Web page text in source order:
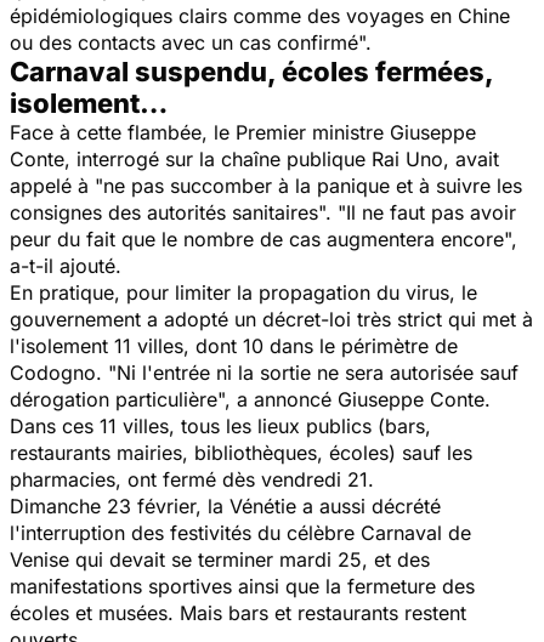
épidémiologiques clairs comme des voyages en Chine
ou des contacts avec un cas confirmé".
Carnaval suspendu, écoles fermées,
isolement…
Face à cette flambée, le Premier ministre Giuseppe
Conte, interrogé sur la chaîne publique Rai Uno, avait
appelé à "ne pas succomber à la panique et à suivre les
consignes des autorités sanitaires". "Il ne faut pas avoir
peur du fait que le nombre de cas augmentera encore",
a-t-il ajouté.
En pratique, pour limiter la propagation du virus, le
gouvernement a adopté un décret-loi très strict qui met à
l'isolement 11 villes, dont 10 dans le périmètre de
Codogno. "Ni l'entrée ni la sortie ne sera autorisée sauf
dérogation particulière", a annoncé Giuseppe Conte.
Dans ces 11 villes, tous les lieux publics (bars,
restaurants mairies, bibliothèques, écoles) sauf les
pharmacies, ont fermé dès vendredi 21.
Dimanche 23 février, la Vénétie a aussi décrété
l'interruption des festivités du célèbre Carnaval de
Venise qui devait se terminer mardi 25, et des
manifestations sportives ainsi que la fermeture des
écoles et musées. Mais bars et restaurants restent